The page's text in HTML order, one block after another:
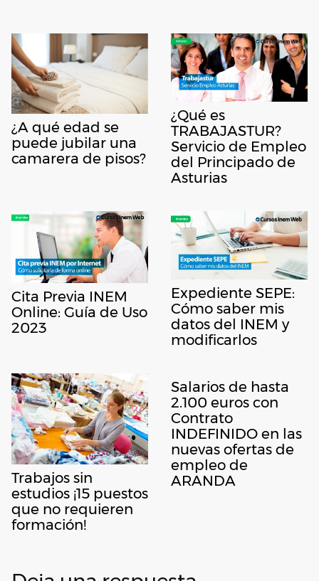
¿A qué edad se
puede jubilar una
camarera de pisos?
¿Qué es
TRABAJASTUR?
Servicio de Empleo
del Principado de
Asturias
Cita Previa INEM
Online: Guía de Uso
2023
Expediente SEPE:
Cómo saber mis
datos del INEM y
modificarlos
Trabajos sin
estudios ¡15 puestos
que no requieren
formación!
Salarios de hasta
2.100 euros con
Contrato
INDEFINIDO en las
nuevas ofertas de
empleo de
ARANDA